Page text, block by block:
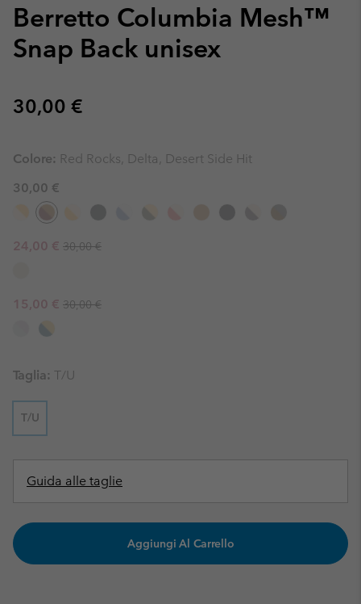
Berretto Columbia Mesh™
Snap Back unisex
Regular price:
30,00 €
Colore: Red Rocks, Delta, Desert Side Hit
30,00 €
Sale price:
24,00 € Regular price:
30,00 €
Sale price:
15,00 € Regular price:
30,00 €
Taglia: T/U
T/U
Guida alle taglie
Aggiungi Al Carrello